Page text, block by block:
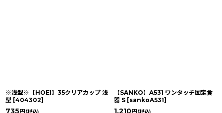
※浅型※【HOEI】35クリアカップ 浅
型 [404302]
735
【SANKO】A531 ワンタッチ固定食
器 S [sankoA531]
1,210